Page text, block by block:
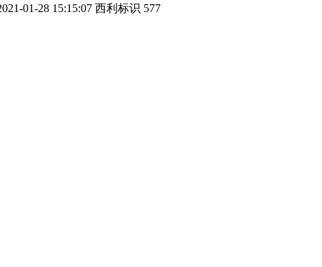
01-28 15:15:07 西利标识 577